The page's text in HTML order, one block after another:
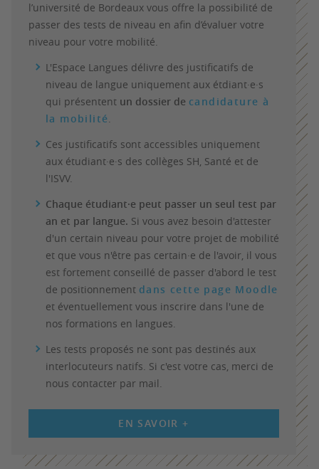
l’université de Bordeaux vous offre la possibilité de
passer des tests de niveau en afin d’évaluer votre
niveau pour votre mobilité.
L'Espace Langues délivre des justificatifs de
niveau de langue uniquement aux étdiant·e·s
qui présentent un dossier de candidature à
la mobilité.
Ces justificatifs sont accessibles uniquement
aux étudiant·e·s des collèges SH, Santé et de
l'ISVV.
Chaque étudiant·e peut passer un seul test par
an et par langue. Si vous avez besoin d'attester
d'un certain niveau pour votre projet de mobilité
et que vous n'être pas certain·e de l'avoir, il vous
est fortement conseillé de passer d'abord le test
de positionnement dans cette page Moodle
et éventuellement vous inscrire dans l'une de
nos formations en langues.
Les tests proposés ne sont pas destinés aux
interlocuteurs natifs. Si c'est votre cas, merci de
nous contacter par mail.
EN SAVOIR +